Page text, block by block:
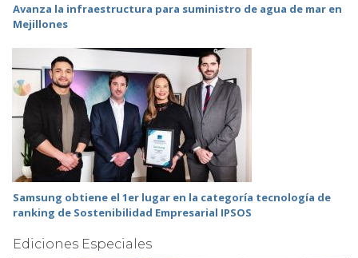
Avanza la infraestructura para suministro de agua de mar en
Mejillones
Samsung obtiene el 1er lugar en la categoría tecnología de
ranking de Sostenibilidad Empresarial IPSOS
Ediciones Especiales